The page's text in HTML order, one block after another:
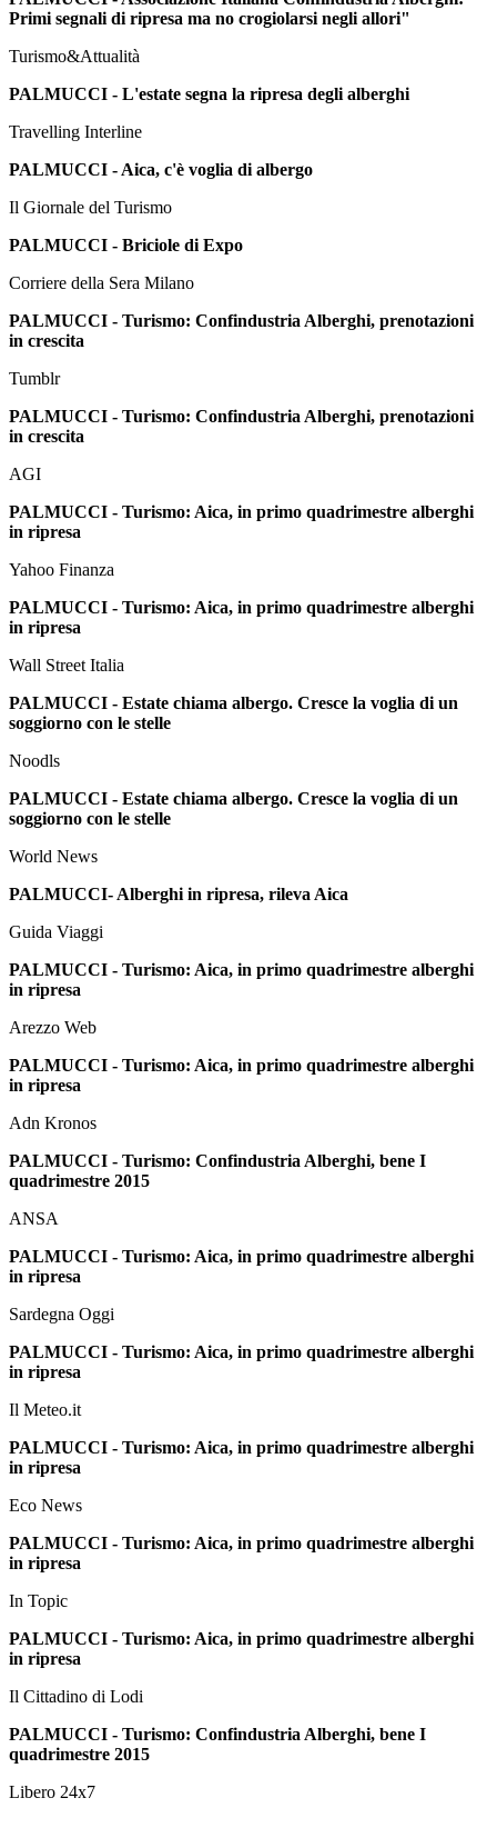
Primi segnali di ripresa ma no crogiolarsi negli allori"
Turismo&Attualità
PALMUCCI - L'estate segna la ripresa degli alberghi
Travelling Interline
PALMUCCI - Aica, c'è voglia di albergo
Il Giornale del Turismo
PALMUCCI - Briciole di Expo
Corriere della Sera Milano
PALMUCCI - Turismo: Confindustria Alberghi, prenotazioni
in crescita
Tumblr
PALMUCCI - Turismo: Confindustria Alberghi, prenotazioni
in crescita
AGI
PALMUCCI - Turismo: Aica, in primo quadrimestre alberghi
in ripresa
Yahoo Finanza
PALMUCCI - Turismo: Aica, in primo quadrimestre alberghi
in ripresa
Wall Street Italia
PALMUCCI - Estate chiama albergo. Cresce la voglia di un
soggiorno con le stelle
Noodls
PALMUCCI - Estate chiama albergo. Cresce la voglia di un
soggiorno con le stelle
World News
PALMUCCI- Alberghi in ripresa, rileva Aica
Guida Viaggi
PALMUCCI - Turismo: Aica, in primo quadrimestre alberghi
in ripresa
Arezzo Web
PALMUCCI - Turismo: Aica, in primo quadrimestre alberghi
in ripresa
Adn Kronos
PALMUCCI - Turismo: Confindustria Alberghi, bene I
quadrimestre 2015
ANSA
PALMUCCI - Turismo: Aica, in primo quadrimestre alberghi
in ripresa
Sardegna Oggi
PALMUCCI - Turismo: Aica, in primo quadrimestre alberghi
in ripresa
Il Meteo.it
PALMUCCI - Turismo: Aica, in primo quadrimestre alberghi
in ripresa
Eco News
PALMUCCI - Turismo: Aica, in primo quadrimestre alberghi
in ripresa
In Topic
PALMUCCI - Turismo: Aica, in primo quadrimestre alberghi
in ripresa
Il Cittadino di Lodi
PALMUCCI - Turismo: Confindustria Alberghi, bene I
quadrimestre 2015
Libero 24x7